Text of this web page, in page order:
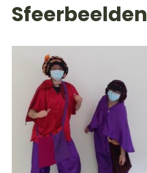
Sfeerbeelden